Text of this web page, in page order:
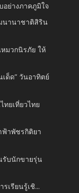
ย่างภาคภูมิใจ
นานาชาติสิริน
มวกนิรภัย ให้
ด็ด” วันอาทิตย์
ยเที่ยวไทย
ฟ้าพัชรกิติยา
รับนักขายรุ่น
เรียนรู้เชิ...